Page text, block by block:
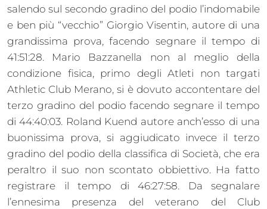
salendo sul secondo gradino del podio l’indomabile
e ben più “vecchio” Giorgio Visentin, autore di una
grandissima prova, facendo segnare il tempo di
41:51:28. Mario Bazzanella non al meglio della
condizione fisica, primo degli Atleti non targati
Athletic Club Merano, si è dovuto accontentare del
terzo gradino del podio facendo segnare il tempo
di 44:40:03. Roland Kuend autore anch’esso di una
buonissima prova, si aggiudicato invece il terzo
gradino del podio della classifica di Società, che era
peraltro il suo non scontato obbiettivo. Ha fatto
registrare il tempo di 46:27:58. Da segnalare
l’ennesima presenza del veterano del Club